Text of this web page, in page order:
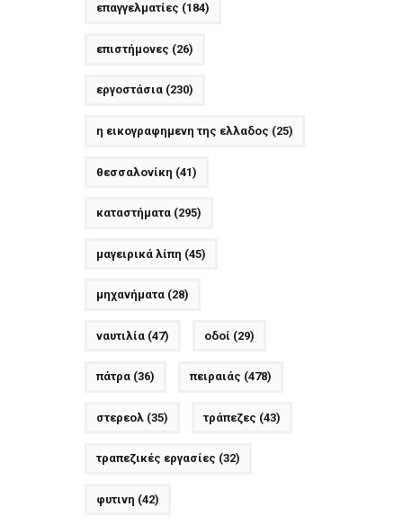
επαγγελματίες (184)
επιστήμονες (26)
εργοστάσια(230)
η εικογραφημενη της ελλαδος (25)
θεσσαλονίκη (41)
καταστήματα(295)
μαγειρικά λίπη (45)
μηχανήματα(28)
ναυτιλία(47) οδοί (29)
πάτρα(36) πειραιάς (478)
στερεολ(35) τράπεζες (43)
τραπεζικές εργασίες (32)
φυτινη (42)